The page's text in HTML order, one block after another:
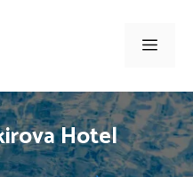
Menu
Hotel